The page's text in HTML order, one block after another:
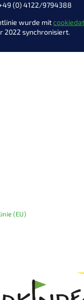
(0) 4122/9794388
wurde mit
2022 synchronisiert.
(EU)